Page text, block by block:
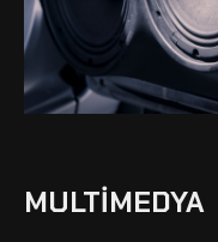
MULTIMEDYA